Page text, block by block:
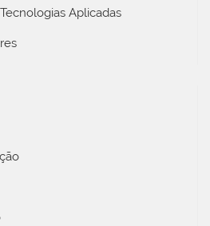
Aplicadas